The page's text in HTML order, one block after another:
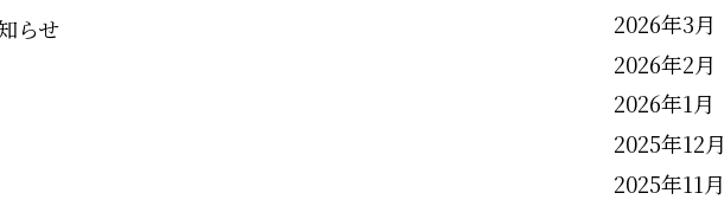
らせ
2026年3月
2026年2月
2026年1月
2025年12月
2025年11月